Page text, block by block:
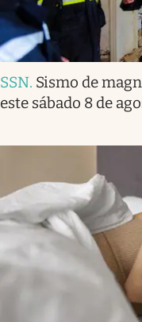
SSN. Sismo de
este sábado 8 de